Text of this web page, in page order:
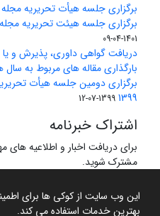
این وب سایت از کوکی ها برای
بهترین خدمات استفاده می کند.
برگزاری جلسه هیأت تحریریه
برگزاری جلسه هیئت تحریریه مجله
1401-04-09
دریافت گواهی داوری، پذیرش و یا
بارگذاری مقاله های مربوط به سال های 1370
برگزاری دومین جلسه هیأت
1399
1399-07-12
اشتراک خبرنامه
برای دریافت اخبار و اطلاعیه های
مشترک شوید.